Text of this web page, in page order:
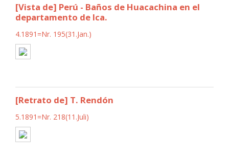
[Vista de] Perú - Baños de Huacachina en el
departamento de Ica.
4.1891=Nr. 195(31.Jan.)
[Retrato de] T. Rendón
5.1891=Nr. 218(11.Juli)